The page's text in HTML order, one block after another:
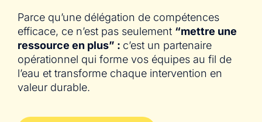
Parce qu’une délégation de compétences
efficace, ce n’est pas seulement “mettre une
ressource en plus” : c’est un partenaire
opérationnel qui forme vos équipes au fil de
l’eau et transforme chaque intervention en
valeur durable.